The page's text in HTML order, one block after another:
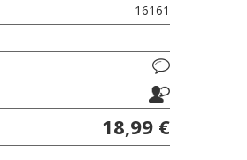
16161
18,99 €